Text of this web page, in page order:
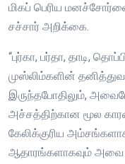
மிகப் பெரிய
சச்சார் அறிக்கை.
“புர்கா, பர்தா, தாடி,
முஸ்லிம்களின்
இருந்தபோதிலும்,
அச்சத்திற்கான மூல
கேலிக்குரிய
ஆதாரங்களாகவும் அவை